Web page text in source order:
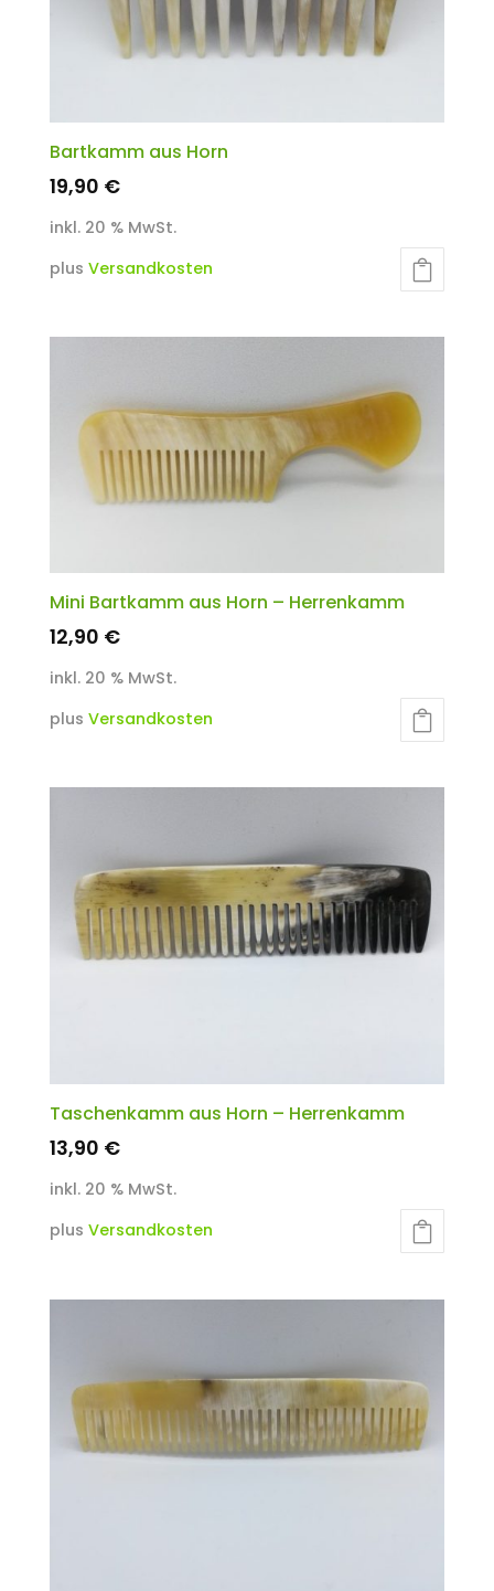
Bartkamm aus Horn
19,90 €
inkl. 20 % MwSt.
plus Versandkosten
Mini Bartkamm aus Horn – Herrenkamm
12,90 €
inkl. 20 % MwSt.
plus Versandkosten
Taschenkamm aus Horn – Herrenkamm
13,90 €
inkl. 20 % MwSt.
plus Versandkosten